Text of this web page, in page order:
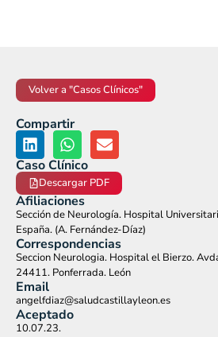
Volver a "Casos Clínicos"
Compartir
Caso Clínico
Descargar PDF
Afiliaciones
Sección de Neurología. Hospital
España. (A. Fernández-Díaz)
Correspondencias
Seccion Neurologia. Hospital el Bierzo.
24411. Ponferrada. León
Email
angelfdiaz@saludcastillayleon.es
Aceptado
10.07.23.